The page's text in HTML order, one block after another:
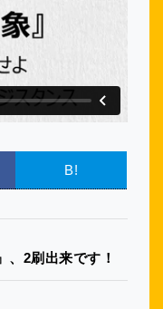
B!
、2刷出来です！